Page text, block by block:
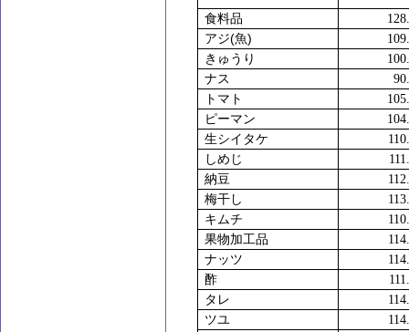
食料品
アジ(魚)
きゅうり
ナス
トマト
ピーマン
生シイタケ
しめじ
納豆
梅干し
キムチ
果物加工品
ナッツ
酢
タレ
ツユ